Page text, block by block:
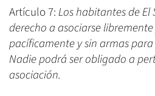
Artículo 7:Los habitantes de
derecho a asociarse
pacíficamente y sin armas
Nadie podrá ser obligado a
asociación.